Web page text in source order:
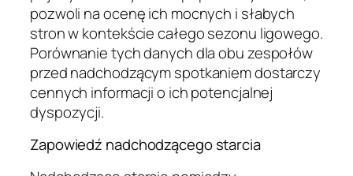
pozwoli na ocenę ich mocnych i słabych
stron w kontekście całego sezonu ligowego.
Porównanie tych danych dla obu zespołów
przed nadchodzącym spotkaniem dostarczy
cennych informacji o ich potencjalnej
dyspozycji.
Zapowiedź nadchodzącego starcia